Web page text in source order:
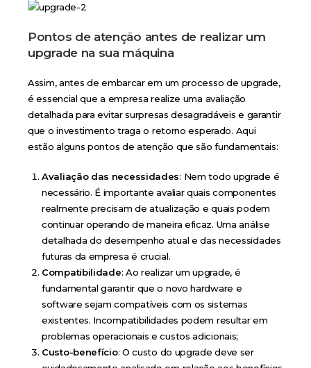
Pontos de atenção antes de realizar um
upgrade na sua máquina
Assim, antes de embarcar em um processo de upgrade,
é essencial que a empresa realize uma avaliação
detalhada para evitar surpresas desagradáveis e garantir
que o investimento traga o retorno esperado. Aqui
estão alguns pontos de atenção que são fundamentais:
Avaliação das necessidades: Nem todo upgrade é
necessário. É importante avaliar quais componentes
realmente precisam de atualização e quais podem
continuar operando de maneira eficaz. Uma análise
detalhada do desempenho atual e das necessidades
futuras da empresa é crucial.
Compatibilidade: Ao realizar um upgrade, é
fundamental garantir que o novo hardware e
software sejam compatíveis com os sistemas
existentes. Incompatibilidades podem resultar em
problemas operacionais e custos adicionais;
Custo-benefício: O custo do upgrade deve ser